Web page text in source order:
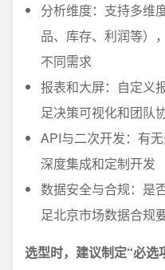
分析维度：支持多维
品、库存、利润等）
不同需求
报表和大屏：自定义
足决策可视化和团队
API与二次开发：有
深度集成和定制开发
数据安全与合规：是
足北京市场数据合规
选型时，建议制定“必选